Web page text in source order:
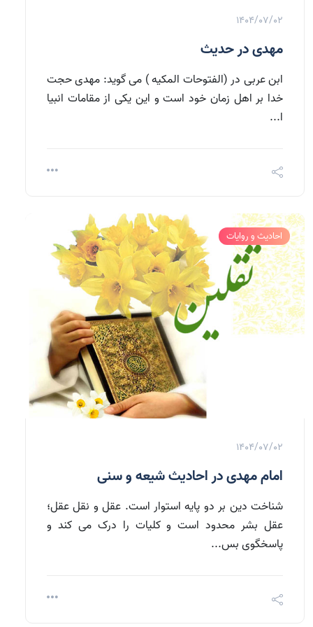
1404/07/02
مهدی در حدیث
ابن عربی در (الفتوحات المکیه ) می گوید: مهدی حجت
خدا بر اهل زمان خود است و این یکی از مقامات انبیا
ا...
احادیث و روایات
1404/07/02
امام مهدی در احادیث شیعه و سنی
شناخت دین بر دو پایه استوار است. عقل و نقل عقل؛
عقل بشر محدود است و کلیات را درک می کند و
پاسخگوی بس...